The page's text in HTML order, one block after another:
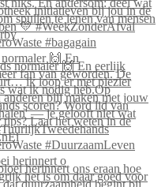
🙌 En
herinnert o